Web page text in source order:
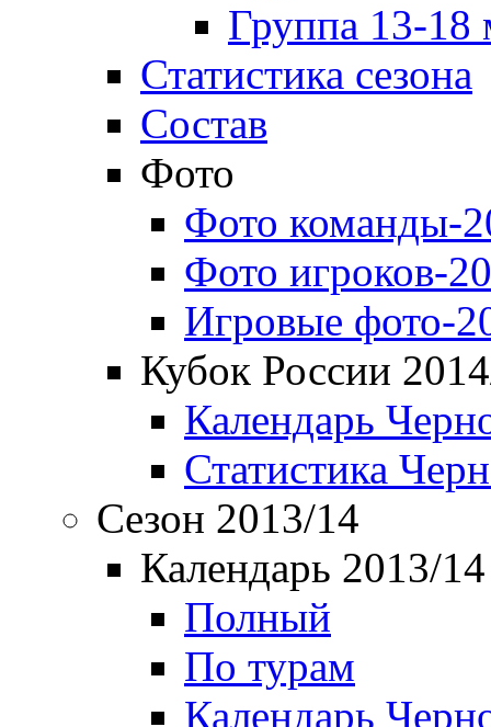
Группа 13-18
Статистика сезона
Состав
Фото
Фото команды-
Фото игроков-
Игровые фото-
Кубок России
Календарь
Статистика
Сезон 2013/14
Календарь 2013/14
Полный
По турам
Календарь